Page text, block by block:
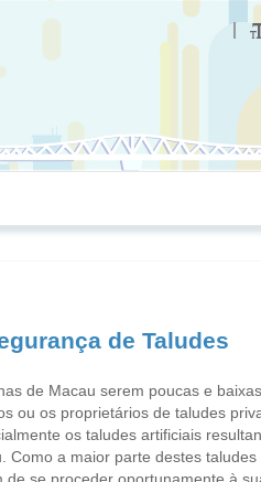
de Taludes
de Macau serem poucas e
ou os proprietários de taludes
os taludes artificiais
a maior parte destes